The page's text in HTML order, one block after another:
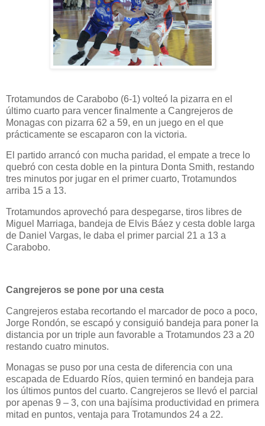
Trotamundos de Carabobo (6-1) volteó la pizarra en el
último cuarto para vencer finalmente a Cangrejeros de
Monagas con pizarra 62 a 59, en un juego en el que
prácticamente se escaparon con la victoria.
El partido arrancó con mucha paridad, el empate a trece lo
quebró con cesta doble en la pintura Donta Smith, restando
tres minutos por jugar en el primer cuarto, Trotamundos
arriba 15 a 13.
Trotamundos aprovechó para despegarse, tiros libres de
Miguel Marriaga, bandeja de Elvis Báez y cesta doble larga
de Daniel Vargas, le daba el primer parcial 21 a 13 a
Carabobo.
Cangrejeros se pone por una cesta
Cangrejeros estaba recortando el marcador de poco a poco,
Jorge Rondón, se escapó y consiguió bandeja para poner la
distancia por un triple aun favorable a Trotamundos 23 a 20
restando cuatro minutos.
Monagas se puso por una cesta de diferencia con una
escapada de Eduardo Ríos, quien terminó en bandeja para
los últimos puntos del cuarto. Cangrejeros se llevó el parcial
por apenas 9 – 3, con una bajísima productividad en primera
mitad en puntos, ventaja para Trotamundos 24 a 22.